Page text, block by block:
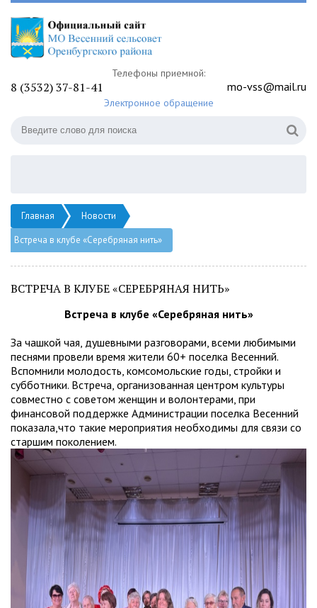
Телефоны приемной:
8 (3532) 37-81-41 mo-vss@mail.ru
Электронное обращение
Главная
Новости
Встреча в клубе «Серебряная нить»
ВСТРЕЧА В КЛУБЕ «СЕРЕБРЯНАЯ НИТЬ»
Встреча в клубе «Серебряная нить»
За чашкой чая, душевными разговорами, всеми любимыми
песнями провели время жители 60+ поселка Весенний.
Вспомнили молодость, комсомольские годы, стройки и
субботники. Встреча, организованная центром культуры
совместно с советом женщин и волонтерами, при
финансовой поддержке Администрации поселка Весенний
показала,что такие мероприятия необходимы для связи со
старшим поколением.